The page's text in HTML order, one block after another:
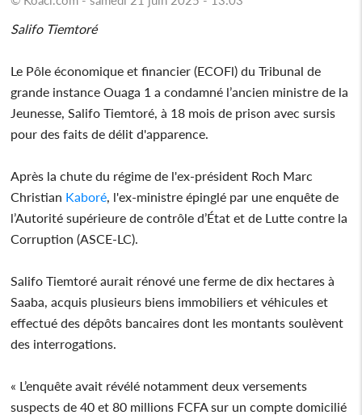
Salifo Tiemtoré
Le Pôle économique et financier (ECOFl) du Tribunal de
grande instance Ouaga 1 a condamné l’ancien ministre de la
Jeunesse, Salifo Tiemtoré, à 18 mois de prison avec sursis
pour des faits de délit d'apparence.
Après la chute du régime de l'ex-président Roch Marc
Christian Kaboré , l'ex-ministre épinglé par une enquête de
l’Autorité supérieure de contrôle d’État et de Lutte contre la
Corruption (ASCE-LC).
Salifo Tiemtoré aurait rénové une ferme de dix hectares à
Saaba, acquis plusieurs biens immobiliers et véhicules et
effectué des dépôts bancaires dont les montants soulèvent
des interrogations.
« L’enquête avait révélé notamment deux versements
suspects de 40 et 80 millions FCFA sur un compte domicilié